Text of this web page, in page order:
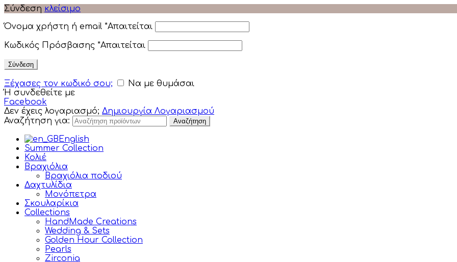
Σύνδεση κλείσιμο
Όνομα χρήστη ή email *Απαιτείται
Κωδικός Πρόσβασης *Απαιτείται
Σύνδεση
Ξέχασες τον κωδικό σου;
Να με θυμάσαι
Ή συνδεθείτε με
Facebook
Δεν έχεις λογαριασμό; Δημιουργία Λογαριασμού
Αναζήτηση για:
Αναζήτηση
English
Summer Collection
Κολιέ
Βραχιόλια
Βραχιόλια ποδιού
Δαχτυλίδια
Μονόπετρα
Σκουλαρίκια
Collections
HandMade Creations
Wedding & Sets
Golden Hour Collection
Pearls
Zirconia